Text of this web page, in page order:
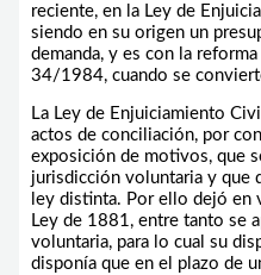
reciente, en la Ley de
siendo en su origen un
demanda, y es con la
34/1984, cuando se
La Ley de Enjuiciamiento
actos de conciliación, por
exposición de motivos, que
jurisdicción voluntaria y que
ley distinta. Por ello dejó en
Ley de 1881, entre tanto se
voluntaria, para lo cual su
disponía que en el plazo de